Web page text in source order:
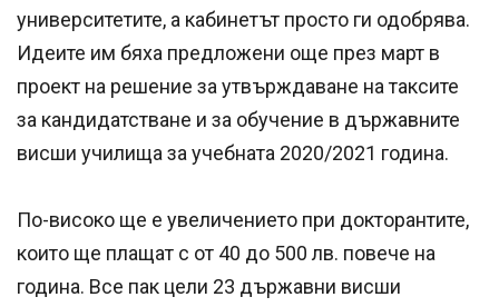
университетите, а кабинетът просто ги одобрява.
Идеите им бяха предложени още през март в
проект на решение за утвърждаване на таксите
за кандидатстване и за обучение в държавните
висши училища за учебната 2020/2021 година.
По-високо ще е увеличението при докторантите,
които ще плащат с от 40 до 500 лв. повече на
година. Все пак цели 23 държавни висши